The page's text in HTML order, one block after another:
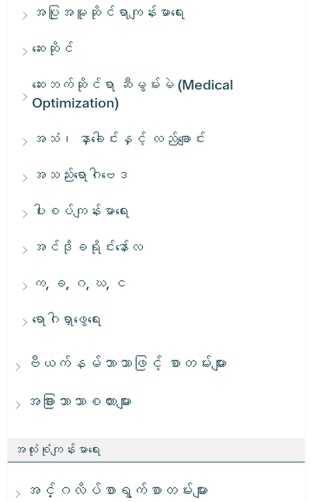
အပြုအမူဆိုင်ရာကျန်းမာရေး
ဆေးဆိုင်
ဆေးဘက်ဆိုင်ရာ ဆီမွမ်းမဲ (Medical
Optimization)
အသံ၊ နှာခေါင်းနှင့် လည်ချောင်း
အသည်းရောဂါဗေဒ
ပါးစပ်ကျန်းမာရေး
အင်ဒိုခရိုင်းနော်လ
က, ခ, ဂ, ဃ, င
ရောဂါရှာဖွေရေး
ဗီယက်နမ်ဘာသာဖြင့် စာတမ်းများ
အခြားဘာသာစကားများ
အလုံးစုံကျန်းမာရေး
အင်္ဂလိပ်စာရွက်စာတမ်းများ